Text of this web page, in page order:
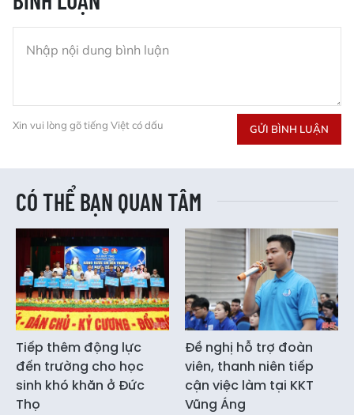
Xin vui lòng gõ tiếng Việt có dấu GỬI BÌNH LUẬN
CÓ THỂ BẠN QUAN TÂM
Tiếp thêm động lực
đến trường cho học
sinh khó khăn ở Đức
Thọ
Đề nghị hỗ trợ đoàn
viên, thanh niên tiếp
cận việc làm tại KKT
Vũng Áng